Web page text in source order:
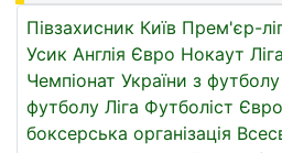
Півзахисник Київ Прем'єр-
Усик Англія Євро Нокаут
Чемпіонат України з футболу
футболу Ліга Футболіст
боксерська організація